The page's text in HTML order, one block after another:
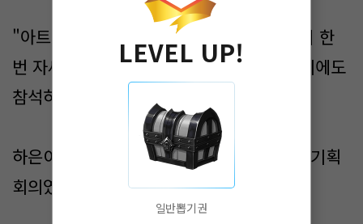
"아트 큐레이터시군요." 서준이 그녀를 다시 한
번 자세히 바라보았다. "혹시... 방금 전 회의에도
참석하셨나요?"
하은이 고개를 끄덕였다. "네, 맞아요. 전시 기획
회의였죠."
LEVEL UP!
일반뽑기권